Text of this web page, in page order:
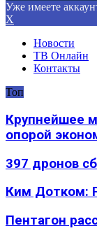
Уже имеете
X
Новости
ТВ Онлайн
Контакты
Топ
Крупнейшее
опорой
397 дронов
Ким Дотком:
Пентагон